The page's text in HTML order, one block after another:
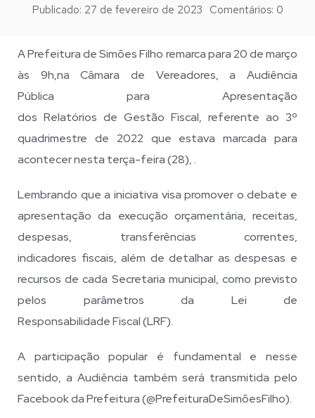
Publicado: 27 de fevereiro de 2023 Comentários: 0
A Prefeitura de Simões Filho remarca para 20 de março
às 9h,na Câmara de Vereadores, a Audiência
Pública para Apresentação
dos Relatórios de Gestão Fiscal, referente ao 3º
quadrimestre de 2022 que estava marcada para
acontecer nesta terça-feira (28), .
Lembrando que a iniciativa visa promover o debate e
apresentação da execução orçamentária, receitas,
despesas, transferências correntes,
indicadores fiscais, além de detalhar as despesas e
recursos de cada Secretaria municipal, como previsto
pelos parâmetros da Lei de
Responsabilidade Fiscal (LRF).
A participação popular é fundamental e nesse
sentido, a Audiência também será transmitida pelo
Facebook da Prefeitura (@PrefeituraDeSimõesFilho).